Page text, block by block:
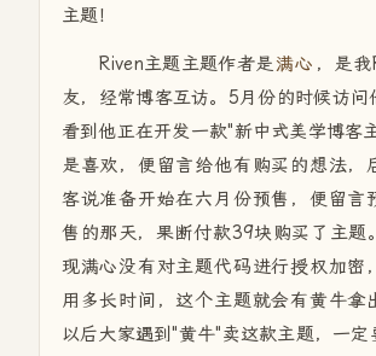
主题！
Riven主题主题作者是满心 ，是
友，经常博客互访。5月份的时候访问
看到他正在开发一款"新中式美学博客
是喜欢，便留言给他有购买的想法，
客说准备开始在六月份预售，便留言
售的那天，果断付款39块购买了主题
现满心没有对主题代码进行授权加密
用多长时间，这个主题就会有黄牛拿
以后大家遇到"黄牛"卖这款主题，一定